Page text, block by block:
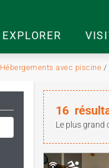
EXPLORER
Hébergements avec piscine /
16
Le plus grand